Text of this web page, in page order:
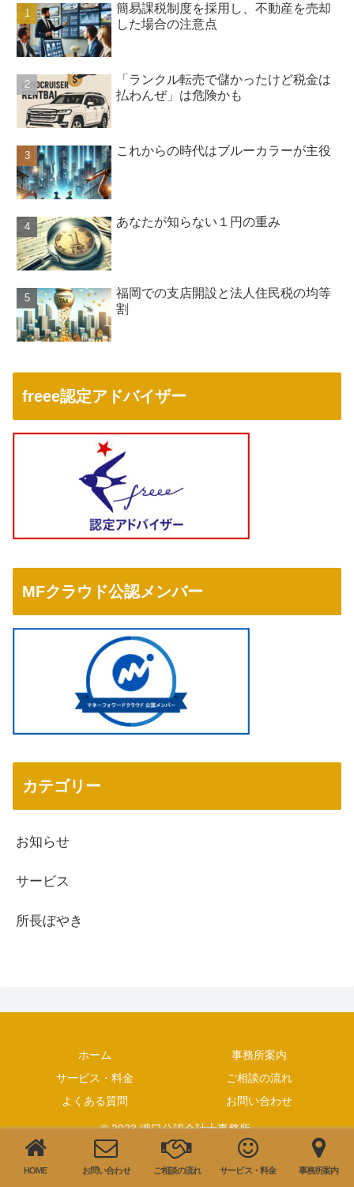
簡易課税制度を採用し、不動産を売却
した場合の注意点
「ランクル転売で儲かったけど税金は
払わんぜ」は危険かも
これからの時代はブルーカラーが主役
あなたが知らない１円の重み
福岡での支店開設と法人住民税の均等
割
freee認定アドバイザー
MFクラウド公認メンバー
カテゴリー
お知らせ
サービス
所長ぼやき
ホーム
事務所案内
サービス・料金
ご相談の流れ
よくある質問
お問い合わせ
© 2023 瀧口公認会計士事務所.
HOME お問い合わせ ご相談の流れ サービス・料金 事務所案内